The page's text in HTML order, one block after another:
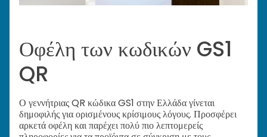
Οφέλη των κωδικών GS1
QR
Ο γεννήτριας QR κώδικα GS1 στην Ελλάδα γίνεται
δημοφιλής για ορισμένους κρίσιμους λόγους. Προσφέρει
αρκετά οφέλη και παρέχει πολύ πιο λεπτομερείς